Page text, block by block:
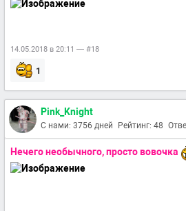
14.05.2018 в 20:11 — #18
1
Pink_Knight
С нами: 3756 дней Рейтинг: 48
Нечего необычного, просто вовочка